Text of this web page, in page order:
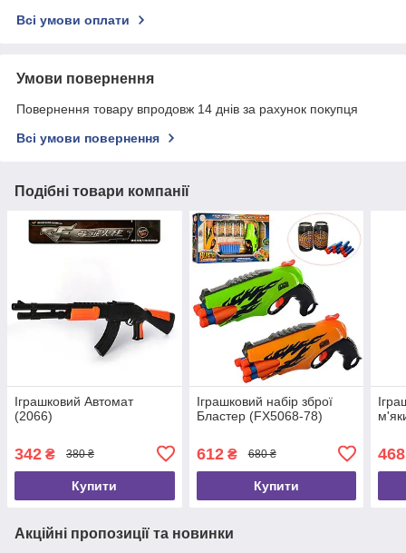
Всі умови оплати
Умови повернення
Повернення товару впродовж 14 днів за рахунок покупця
Всі умови повернення
Подібні товари компанії
Іграшковий Автомат
(2066)
342 ₴ 380 ₴
Купити
Іграшковий набір зброї
Бластер (FX5068-78)
612₴ 680 ₴
Купити
468
Акційні пропозиції та новинки